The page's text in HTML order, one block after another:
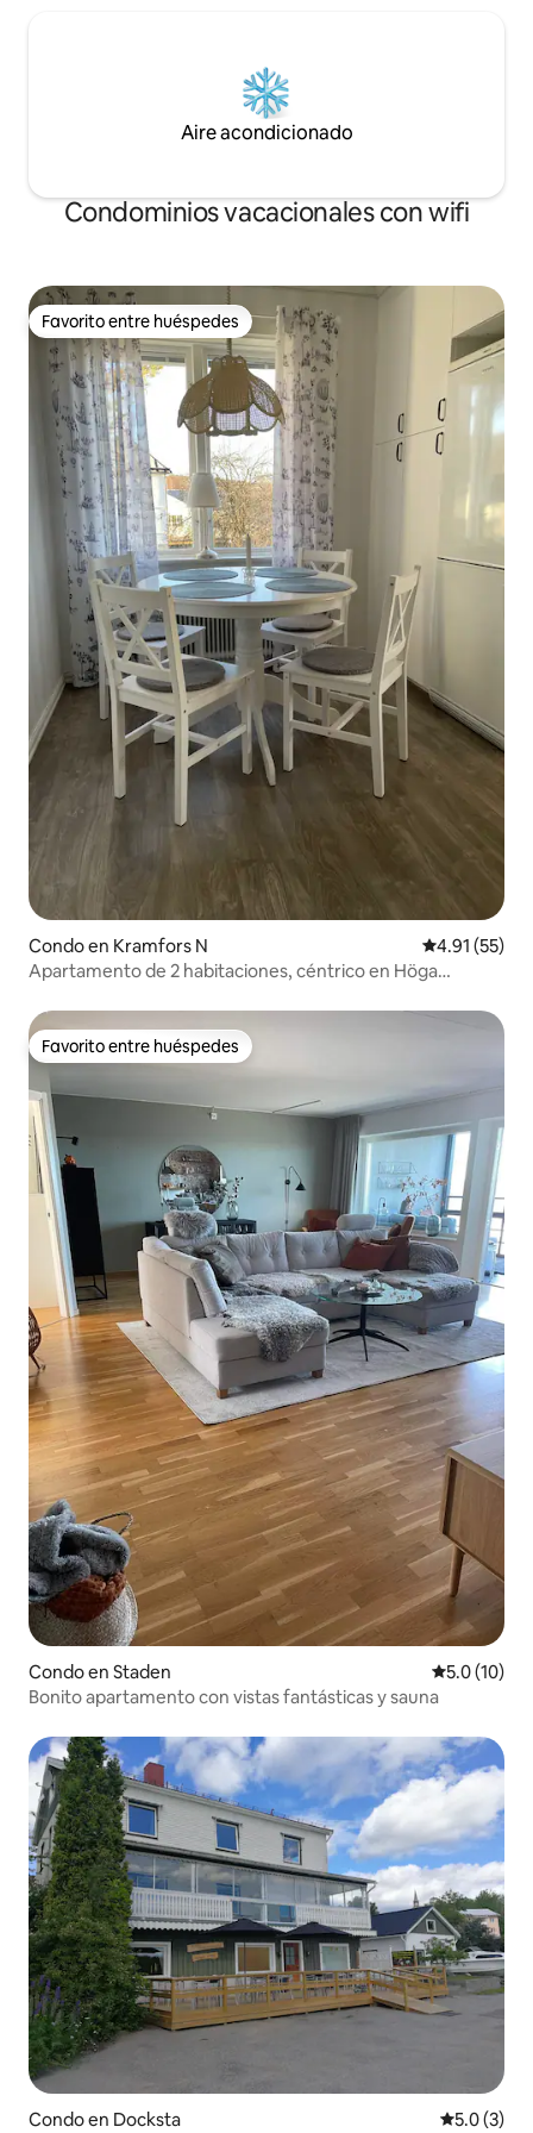
Aire acondicionado
Condominios vacacionales con wifi
Favorito entre huéspedes
Favorito entre huéspedes
Condo en Kramfors N Calificación
4.91 (55)
Apartamento de 2 habitaciones, céntrico en Höga
Favorito entre huéspedes
Favorito entre huéspedes
Condo en Staden Calificación
5.0 (10)
Bonito apartamento con vistas fantásticas y sauna
Condo en Docksta
5.0 (3)